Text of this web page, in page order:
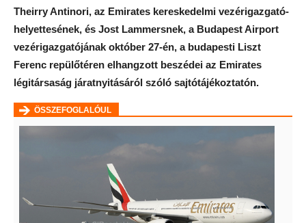
Theirry Antinori, az Emirates kereskedelmi vezérigazgató-
helyettesének, és Jost Lammersnek, a Budapest Airport
vezérigazgatójának október 27-én, a budapesti Liszt
Ferenc repülőtéren elhangzott beszédei az Emirates
légitársaság járatnyitásáról szóló sajtótájékoztatón.
ÖSSZEFOGLALÓUL